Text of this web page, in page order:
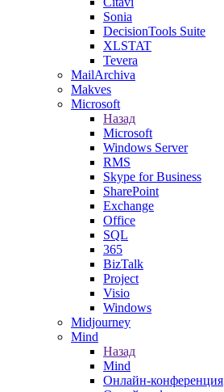
Sonia
DecisionTools Suite
XLSTAT
Tevera
MailArchiva
Makves
Microsoft
Назад
Microsoft
Windows Server
RMS
Skype for Business
SharePoint
Exchange
Office
SQL
365
BizTalk
Project
Visio
Windows
Midjourney
Mind
Назад
Mind
Онлайн-конференция